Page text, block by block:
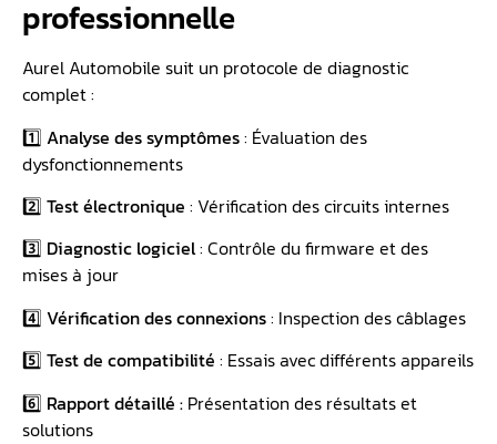
professionnelle
Aurel Automobile suit un protocole de diagnostic
complet :
1️⃣ Analyse des symptômes: Évaluation des
dysfonctionnements
2️⃣ Test électronique : Vérification des circuits internes
3️⃣ Diagnostic logiciel: Contrôle du firmware et des
mises à jour
4️⃣ Vérification des connexions: Inspection des câblages
5️⃣ Test de compatibilité : Essais avec différents appareils
6️⃣ Rapport détaillé : Présentation des résultats et
solutions